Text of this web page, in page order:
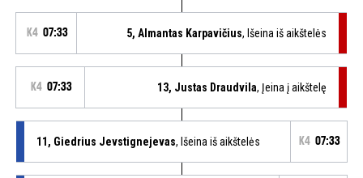
K4 07:33 5, Almantas Karpavičius, Išeina iš aikštelės
K4 07:33 13, Justas Draudvila, Įeina į aikštelę
11, Giedrius Jevstignejevas, Išeina iš aikštelės K4 07:33